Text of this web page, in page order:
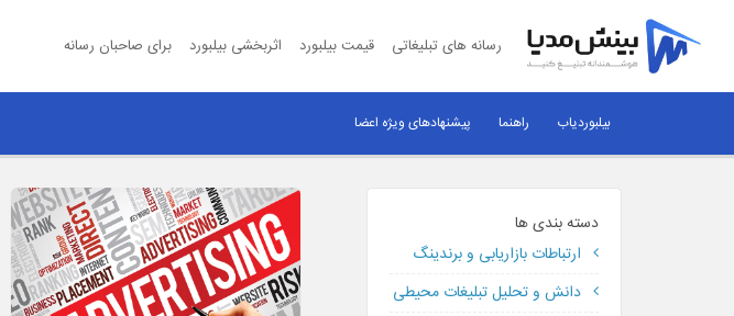
رسانه های تبلیغاتی قیمت بیلبورد اثربخشی بیلبورد برای صاحبان رسانه
بیلبوردیاب راهنما پیشنهادهای ویژه اعضا
دسته بندی ها
ارتباطات بازاریابی و برندینگ
دانش و تحلیل تبلیغات محیطی